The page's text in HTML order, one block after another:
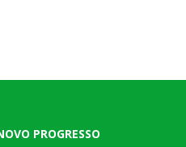
PROGRESSO